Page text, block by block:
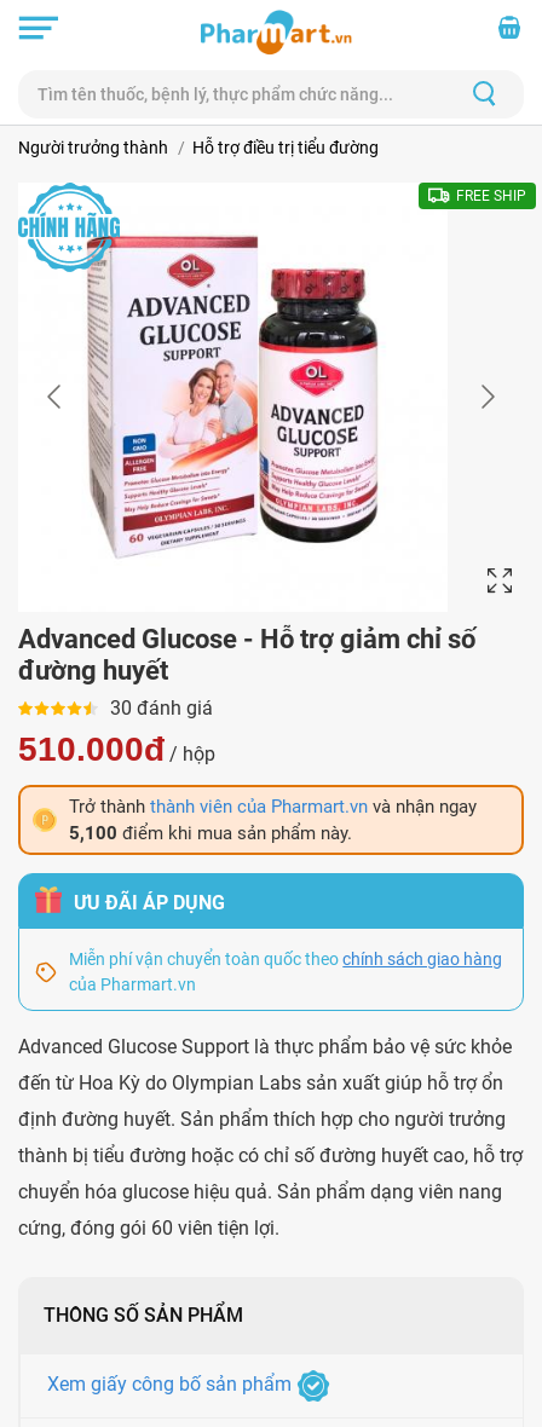
Người trưởng thành Hỗ trợ điều trị tiểu đường
FREE SHIP
Advanced Glucose - Hỗ trợ giảm chỉ số
đường huyết
30 đánh giá
510.000đ / hộp
Trở thành thành viên của Pharmart.vn và nhận ngay
5,100 điểm khi mua sản phẩm này.
ƯU ĐÃI ÁP DỤNG
Miễn phí vận chuyển toàn quốc theochính sách giao hàng
của Pharmart.vn
Advanced Glucose Support là thực phẩm bảo vệ sức khỏe
đến từ Hoa Kỳ do Olympian Labs sản xuất giúp hỗ trợ ổn
định đường huyết. Sản phẩm thích hợp cho người trưởng
thành bị tiểu đường hoặc có chỉ số đường huyết cao, hỗ trợ
chuyển hóa glucose hiệu quả. Sản phẩm dạng viên nang
cứng, đóng gói 60 viên tiện lợi.
THÔNG SỐ SẢN PHẨM
Xem giấy công bố sản phẩm